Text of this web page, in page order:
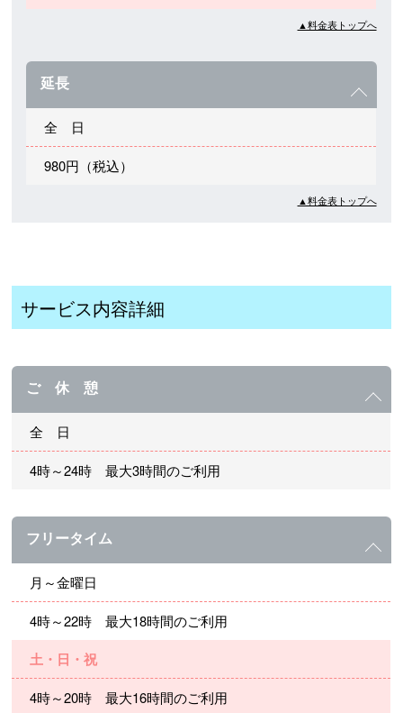
▲料金表トップへ
延長
全 日
980円（税込）
▲料金表トップへ
サービス内容詳細
ご 休 憩
全 日
4時～24時 最大3時間のご利用
フリータイム
月～金曜日
4時～22時 最大18時間のご利用
土・日・祝
4時～20時 最大16時間のご利用